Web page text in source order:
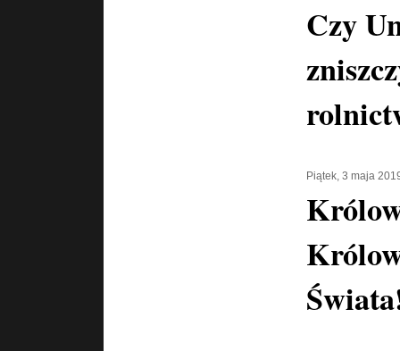
Czy
Piątek, 3 maja